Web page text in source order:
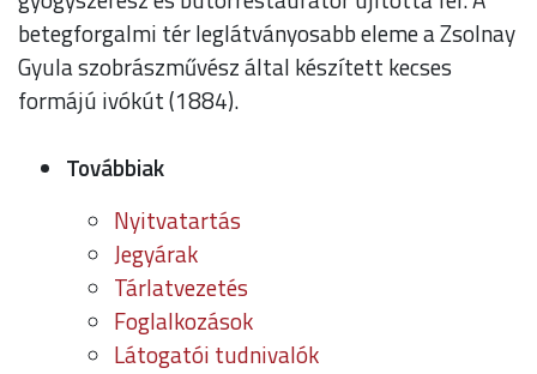
betegforgalmi tér leglátványosabb eleme a Zsolnay
Gyula szobrászművész által készített kecses
formájú ivókút (1884).
Továbbiak
Nyitvatartás
Jegyárak
Tárlatvezetés
Foglalkozások
Látogatói tudnivalók